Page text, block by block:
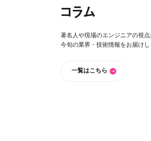
コラム
著名人や現場のエンジニアの視点
今旬の業界・技術情報をお届けし
一覧はこちら